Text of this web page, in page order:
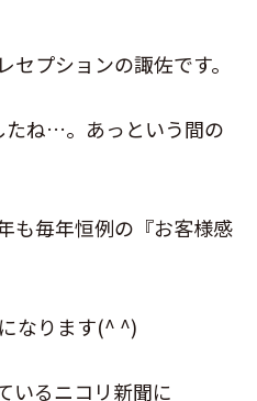
プションの諏佐です。
たね…。あっという間の
も毎年恒例の『お客様感
なります(^ ^)
いるニコリ新聞に